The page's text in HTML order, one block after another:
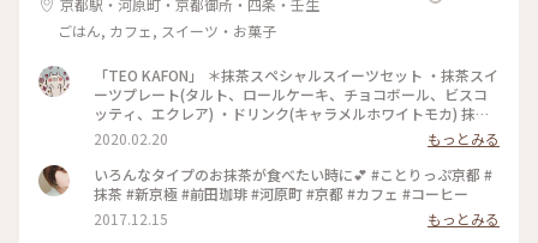
ごはん, カフェ, スイーツ・お菓子
「TEO KAFON」 ＊抹茶スペシャルスイーツセット ・抹茶スイ
ーツプレート(タルト、ロールケーキ、チョコボール、ビスコ
ッティ、エクレア) ・ドリンク(キャラメルホワイトモカ) 抹茶
三昧出来て大満足したそうです。 フォークを2本用意して頂い
たのですが、娘一人で完食でした。 #TEO KAFON#抹茶三昧#
プチことりっぷ京都#冬のおでかけ
2020.02.20
もっとみる
いろんなタイプのお抹茶が食べたい時に💕 #ことりっぷ京都 #
抹茶 #新京極 #前田珈琲 #河原町 #京都 #カフェ #コーヒー
2017.12.15
もっとみる